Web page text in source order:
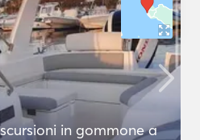
in gommone a